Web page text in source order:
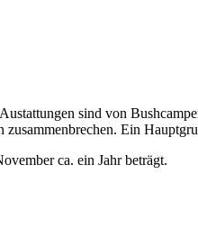
sind von
Ein
ca. ein Jahr beträgt.